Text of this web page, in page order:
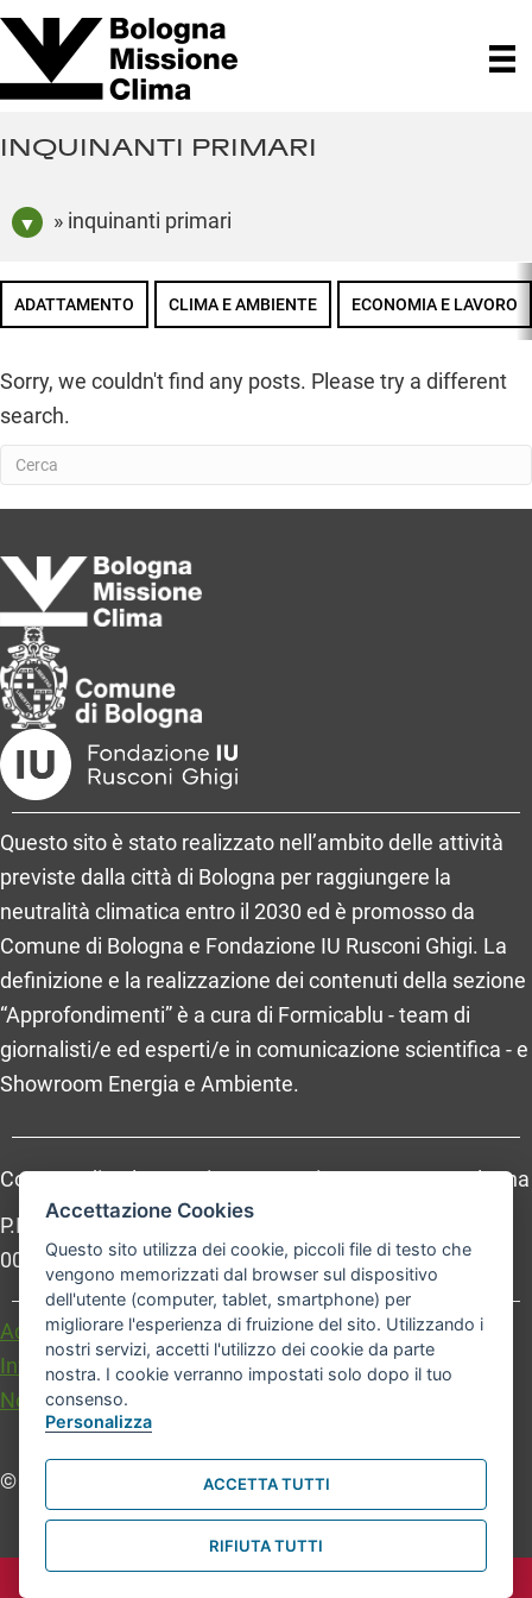
INQUINANTI PRIMARI
» inquinanti primari
ADATTAMENTO CLIMA E AMBIENTE ECONOMIA E LAVORO
Sorry, we couldn't find any posts. Please try a different
search.
Questo sito è stato realizzato nell’ambito delle attività
previste dalla città di Bologna per raggiungere la
neutralità climatica entro il 2030 ed è promosso da
Comune di Bologna e Fondazione IU Rusconi Ghigi. La
definizione e la realizzazione dei contenuti della sezione
“Approfondimenti” è a cura di Formicablu - team di
giornalisti/e ed esperti/e in comunicazione scientifica - e
Showroom Energia e Ambiente.
Comune di Bologna, Piazza Maggiore, 6 - 40124 Bologna
P.Iva: 01232710374 - Cod. IBAN: IT 88 R 02008 02435
000020067156
Accessibilità
Carta dei valori
Informativa sul trattamento dei dati personali
Note legali
© Comune di Bologna. Tutti i diritti riservati.
Accettazione Cookies
Questo sito utilizza dei cookie, piccoli file di testo che
vengono memorizzati dal browser sul dispositivo
dell'utente (computer, tablet, smartphone) per
migliorare l'esperienza di fruizione del sito. Utilizzando i
nostri servizi, accetti l'utilizzo dei cookie da parte
nostra. I cookie verranno impostati solo dopo il tuo
consenso.
Personalizza
ACCETTA TUTTI
RIFIUTA TUTTI